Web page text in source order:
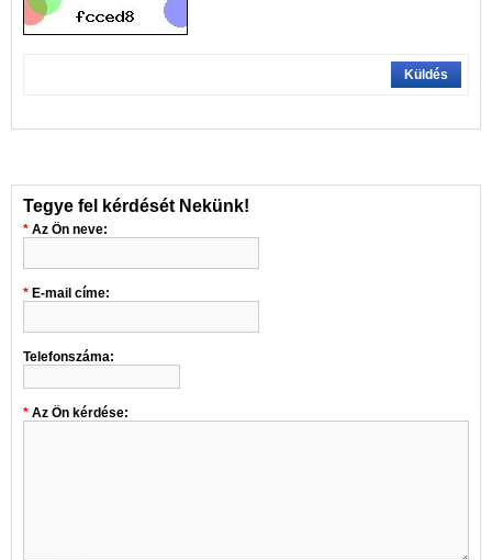
Küldés
Tegye fel kérdését Nekünk!
Az Ön neve:
E-mail címe:
Telefonszáma:
Az Ön kérdése: